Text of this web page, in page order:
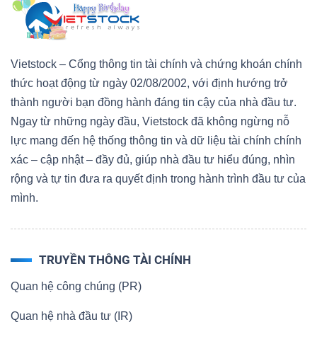
Vietstock – Cổng thông tin tài chính và chứng khoán chính
thức hoạt động từ ngày 02/08/2002, với định hướng trở
thành người bạn đồng hành đáng tin cậy của nhà đầu tư.
Ngay từ những ngày đầu, Vietstock đã không ngừng nỗ
lực mang đến hệ thống thông tin và dữ liệu tài chính chính
xác – cập nhật – đầy đủ, giúp nhà đầu tư hiểu đúng, nhìn
rộng và tự tin đưa ra quyết định trong hành trình đầu tư của
mình.
TRUYỀN THÔNG TÀI CHÍNH
Quan hệ công chúng (PR)
Quan hệ nhà đầu tư (IR)